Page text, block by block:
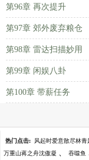
第96章 再次提升
第97章 郊外废弃粮仓
第98章 雷达扫描妙用
第99章 闲娱八卦
第100章 带薪任务
热门点击: 风起时爱意散尽林青
万重山蒋之舟沈傲凝 、 吞噬鱼